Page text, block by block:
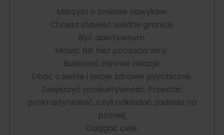
Marzysz o zmianie nawyków.
Chcesz stawiać solidne granice.
Być asertywnym.
Mówić NIE bez poczucia winy.
Budować zdrowe relacje.
Dbać o siebie i swoje zdrowie psychiczne.
Zwiększyć produktywność. Przestać
prokrastynować, czyli odkładać zadania na
później.
Osiągać cele.